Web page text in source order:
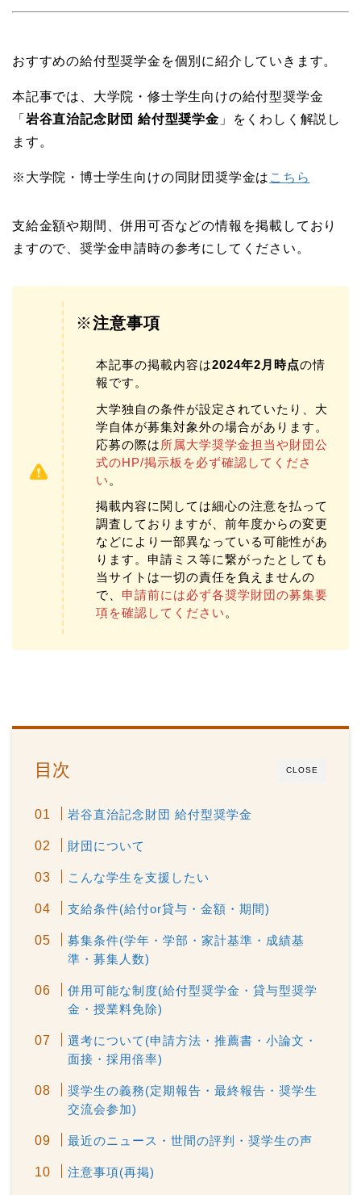
おすすめの給付型奨学金を個別に紹介していきます。
本記事では、大学院・修士学生向けの給付型奨学金
「 岩谷直治記念財団 給付型奨学金 」をくわしく解説し
ます。
※大学院・博士学生向けの同財団奨学金は こちら
支給金額や期間、併用可否などの情報を掲載しており
ますので、奨学金申請時の参考にしてください。
※注意事項
本記事の掲載内容は2024年2月時点の情
報です。
大学独自の条件が設定されていたり、大
学自体が募集対象外の場合があります。
応募の際は 所属大学奨学金担当や財団公
式のHP/掲示板を必ず確認してくださ
い 。
掲載内容に関しては細心の注意を払って
調査しておりますが、前年度からの変更
などにより一部異なっている可能性があ
ります。申請ミス等に繋がったとしても
当サイトは一切の責任を負えませんの
で、 申請前には必ず各奨学財団の募集要
項を確認してください 。
CLOSE
目次
岩谷直治記念財団 給付型奨学金
財団について
こんな学生を支援したい
支給条件(給付or貸与・金額・期間)
募集条件(学年・学部・家計基準・成績基
準・募集人数)
併用可能な制度(給付型奨学金・貸与型奨学
金・授業料免除)
選考について(申請方法・推薦書・小論文・
面接・採用倍率)
奨学生の義務(定期報告・最終報告・奨学生
交流会参加)
最近のニュース・世間の評判・奨学生の声
注意事項(再掲)